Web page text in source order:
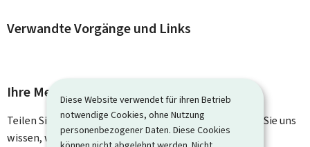
Diese Website verwendet für ihren Betrieb
notwendige Cookies, ohne Nutzung
personenbezogener Daten. Diese Cookies
Verwandte Vorgänge und Links
Ihre Meinung interessiert uns
Teilen Sie uns Ihre Meinung zu dieser Seite mit. Lassen Sie uns
wissen, was wir verbessern können. Sie erhalten keine